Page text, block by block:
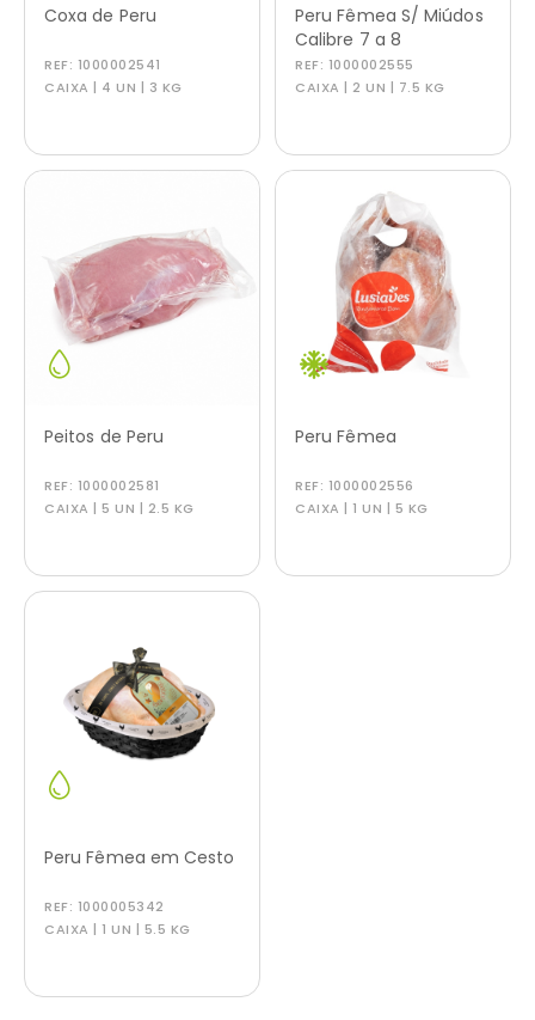
Coxa de Peru
REF: 1000002541
CAIXA | 4 UN | 3 KG
Peru Fêmea S/ Miúdos
Calibre 7 a 8
REF: 1000002555
CAIXA | 2 UN | 7.5 KG
Peitos de Peru
REF: 1000002581
CAIXA | 5 UN | 2.5 KG
Peru Fêmea
REF: 1000002556
CAIXA | 1 UN | 5 KG
Peru Fêmea em Cesto
REF: 1000005342
CAIXA | 1 UN | 5.5 KG